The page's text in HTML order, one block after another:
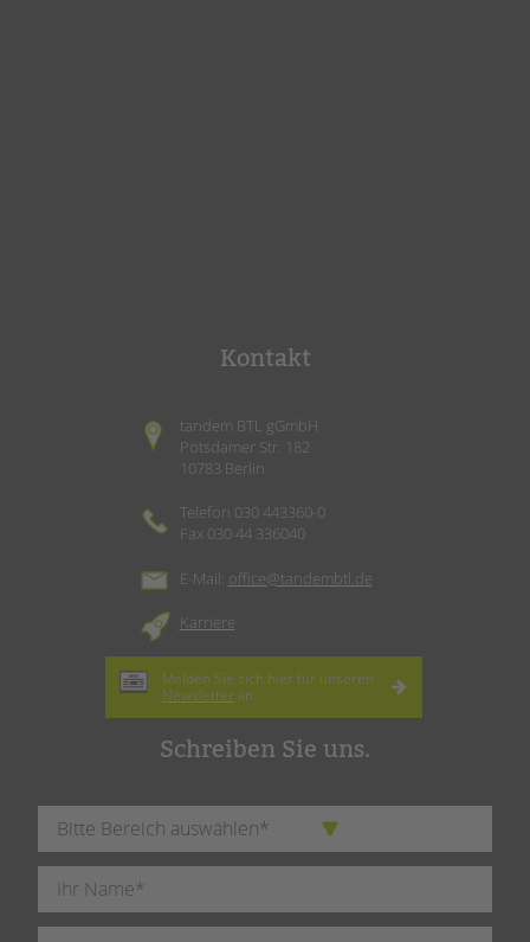
Kontakt
tandem BTL gGmbH
Potsdamer Str. 182
10783 Berlin
Telefon 030 443360-0
Fax 030 44 336040
E-Mail: office@tandembtl.de
Karriere
Melden Sie sich hier für unseren
Newsletter an.
Schreiben Sie uns.